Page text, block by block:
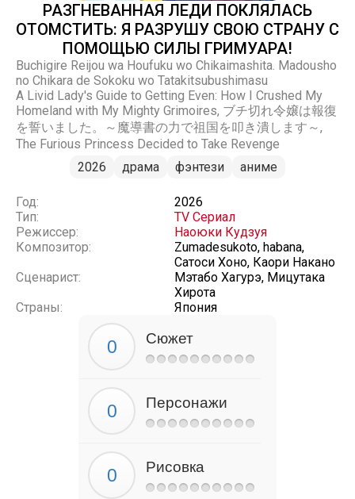
РАЗГНЕВАННАЯ ЛЕДИ ПОКЛЯЛАСЬ
ОТОМСТИТЬ: Я РАЗРУШУ СВОЮ СТРАНУ С
ПОМОЩЬЮ СИЛЫ ГРИМУАРА!
Buchigire Reijou wa Houfuku wo Chikaimashita. Madousho
no Chikara de Sokoku wo Tatakitsubushimasu
A Livid Lady's Guide to Getting Even: How I Crushed My
Homeland with My Mighty Grimoires, ブチ切れ令嬢は報復
を誓いました。～魔導書の力で祖国を叩き潰します～,
The Furious Princess Decided to Take Revenge
2026
драма фэнтези аниме
Год:
2026
Тип:
TV Сериал
Режиссер:
Наоюки Кудзуя
Композитор:
Zumadesukoto, habana,
Сатоси Хоно, Каори Накано
Сценарист:
Мэтабо Хагурэ, Мицутака
Хирота
Страны:
Япония
Сюжет
Персонажи
Рисовка